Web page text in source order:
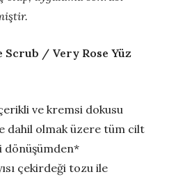
Scrub / Very Rose Yüz
ve kremsi dokusu
dahil olmak üzere tüm cilt
dönüşümden*
çekirdeği tozu ile